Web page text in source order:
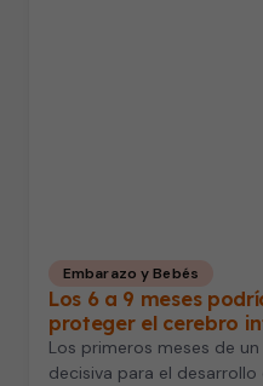
Embarazo y Bebés
Los 6 a 9 meses
proteger el cerebro
Los primeros meses de
decisiva para el